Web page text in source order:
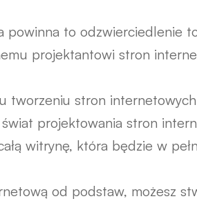
powinna to odzwierciedlenie
projektantowi stron
tworzeniu stron
projektowania stron
witrynę, która będzie w
od podstaw, możesz